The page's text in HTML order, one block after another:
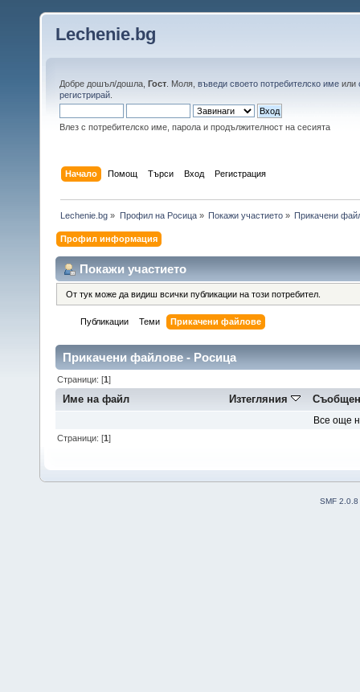
Lechenie.bg
Добре дошъл/дошла, Гост . Моля, въведи своето потребителско име или
регистрирай
Влез с потребителско име, парола и продължителност на сесията
Начало Помощ Търси Вход Регистрация
Lechenie.bg » Профил на Росица» Покажи участието» Прикачени
Профил информация
Покажи участието
От тук може да видиш всички публикации на този потребител.
Публикации Теми Прикачени файлове
Прикачени файлове - Росица
Страници: [1]
Име на файл Изтегляния
Все още
Страници: [1]
SMF 2.0.8